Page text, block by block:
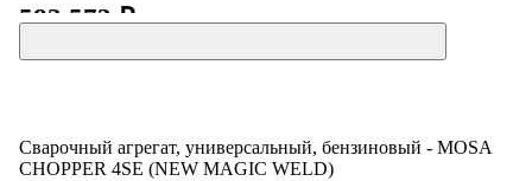
583 573 ₽
Сварочный агрегат, универсальный, бензиновый - MOSA
CHOPPER 4SE (NEW MAGIC WELD)